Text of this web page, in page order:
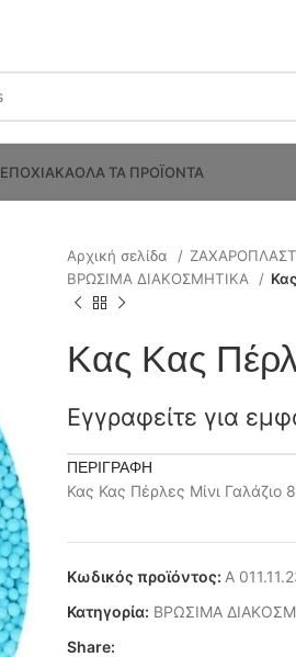
ΕΠΟΧΙΑΚΑΟΛΑ ΤΑ ΠΡΟΪΟΝΤΑ
Αρχική σελίδα
ΒΡΩΣΙΜΑ ΔΙΑΚΟΣΜΗΤΙΚΑ
Κας Κας
Εγγραφείτε για
ΠΕΡΙΓΡΑΦΉ
Κας Κας Πέρλες Μίνι Γαλάζιο
Κωδικός προϊόντος: Α
Κατηγορία: ΒΡΩΣΙΜΑ
Share: